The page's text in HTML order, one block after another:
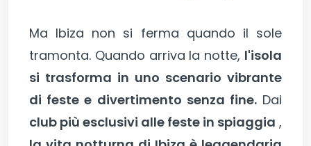
Ma Ibiza non si ferma quando il sole
tramonta. Quando arriva la notte, l'isola
si trasforma in uno scenario vibrante
di feste e divertimento senza fine.Dai
club più esclusivi alle feste in spiaggia ,